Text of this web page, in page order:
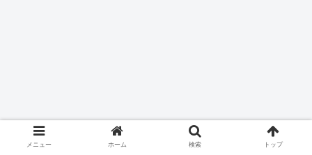
メニュー ホーム 検索 トップ